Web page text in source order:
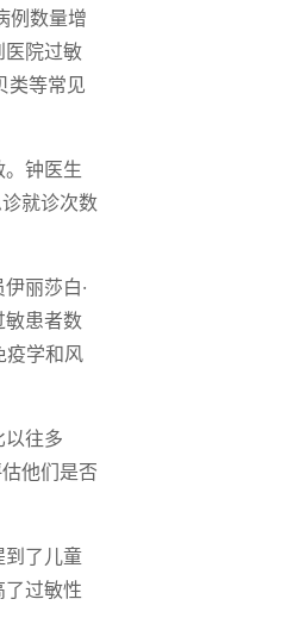
例数量增
医院过敏
类等常见
钟医生
就诊次数
丽莎白·
敏患者数
疫学和风
往多
他们是否
到了儿童
过敏性